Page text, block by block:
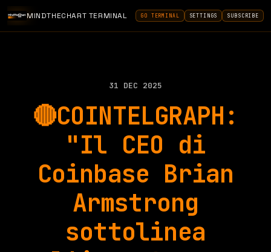
MINDTHECHART TERMINAL GO TERMINAL SETTINGS SUBSCRIBE
31 DEC 2025
🔴COINTELGRAPH:
"Il CEO di
Coinbase Brian
Armstrong
sottolinea